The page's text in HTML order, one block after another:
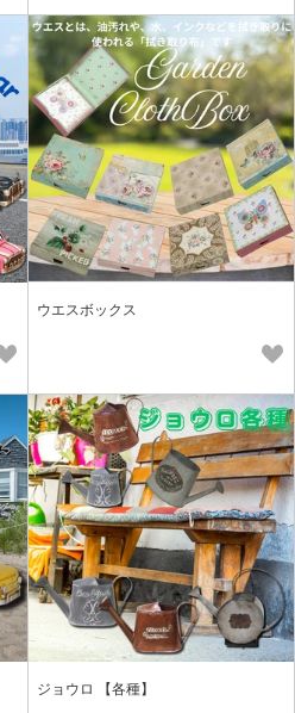
ウエスボックス
ジョウロ 【各種】